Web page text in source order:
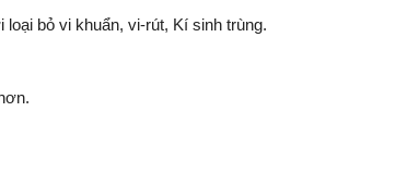
bỏ vi khuẩn, vi-rút, Kí sinh trùng.